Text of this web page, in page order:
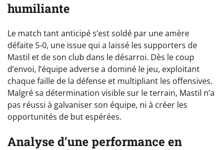
humiliante
Le match tant anticipé s’est soldé par une amère
défaite 5-0, une issue qui a laissé les supporters de
Mastil et de son club dans le désarroi. Dès le coup
d’envoi, l’équipe adverse a dominé le jeu, exploitant
chaque faille de la défense et multipliant les offensives.
Malgré sa détermination visible sur le terrain, Mastil n’a
pas réussi à galvaniser son équipe, ni à créer les
opportunités de but espérées.
Analyse d’une performance en